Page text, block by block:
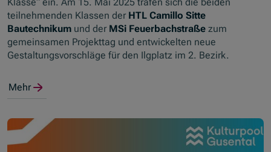
teilnehmenden Klassen der HTL Camillo Sitte
Bautechnikum und der MSi Feuerbachstraße zum
gemeinsamen Projekttag und entwickelten neue
Gestaltungsvorschläge für den Ilgplatz im 2. Bezirk.
Mehr